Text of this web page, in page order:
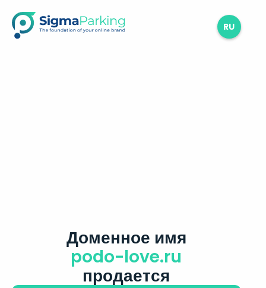
RU
Доменное имя
podo-love.ru
продается